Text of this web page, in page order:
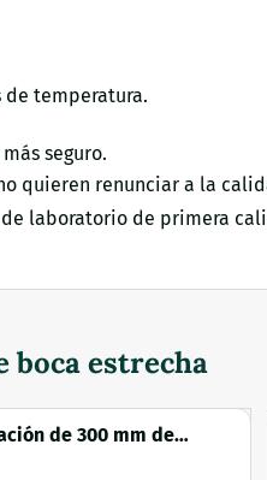
de temperatura.
seguro.
quieren renunciar a la
laboratorio de primera
boca estrecha
de 300 mm de